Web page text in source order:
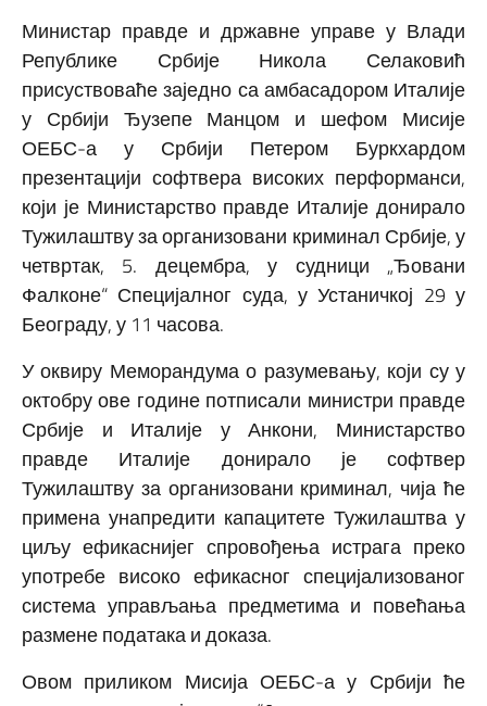
Министар правде и државне управе у Влади
Републике Србије Никола Селаковић
присуствоваће заједно са амбасадором Италије
у Србији Ђузепе Манцом и шефом Мисије
ОЕБС-а у Србији Петером Буркхардом
презентацији софтвера високих перформанси,
који је Министарство правде Италије донирало
Тужилаштву за организовани криминал Србије, у
четвртак, 5. децембра, у судници „Ђовани
Фалконе“ Специјалног суда, у Устаничкој 29 у
Београду, у 11 часова.
У оквиру Меморандума о разумевању, који су у
октобру ове године потписали министри правде
Србије и Италије у Анкони, Министарство
правде Италије донирало је софтвер
Тужилаштву за организовани криминал, чија ће
примена унапредити капацитете Тужилаштва у
циљу ефикаснијег спровођења истрага преко
употребе високо ефикасног специјализованог
система управљања предметима и повећања
размене података и доказа.
Овом приликом Мисија ОЕБС-а у Србији ће